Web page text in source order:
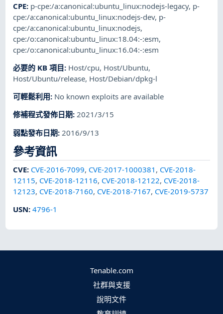
CPE: p-cpe:/a:canonical:ubuntu_linux:nodejs-legacy, p-
cpe:/a:canonical:ubuntu_linux:nodejs-dev, p-
cpe:/a:canonical:ubuntu_linux:nodejs,
cpe:/o:canonical:ubuntu_linux:18.04:-:esm,
cpe:/o:canonical:ubuntu_linux:16.04:-:esm
必要的 KB 項目: Host/cpu, Host/Ubuntu,
Host/Ubuntu/release, Host/Debian/dpkg-l
可輕鬆利用: No known exploits are available
修補程式發佈日期:2021/3/15
弱點發布日期: 2016/9/13
參考資訊
CVE: CVE-2016-7099, CVE-2017-1000381 , CVE-2018-
12115, CVE-2018-12116, CVE-2018-12122, CVE-2018-
12123, CVE-2018-7160, CVE-2018-7167, CVE-2019-5737
USN:4796-1
Tenable.com
社群與支援
說明文件